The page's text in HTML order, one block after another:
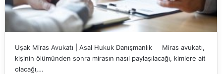
Uşak Miras Avukatı | Asal Hukuk Danışmanlık Miras avukatı,
kişinin ölümünden sonra mirasın nasıl paylaşılacağı, kimlere ait
olacağı,…